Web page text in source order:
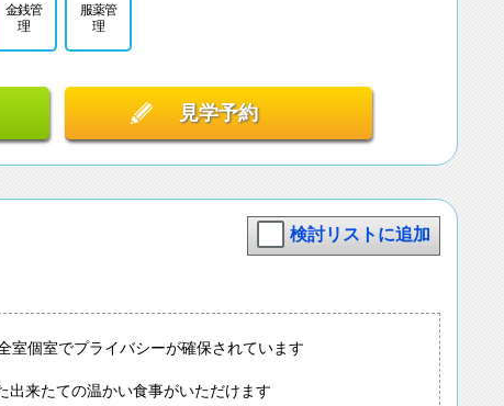
金銭管
理
服薬管
理
見学予約
検討リストに追加
室個室でプライバシーが確保されています
出来たての温かい食事がいただけます